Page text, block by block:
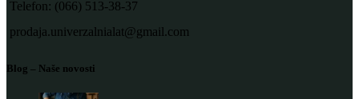
Telefon: (066) 513-38-37
prodaja.univerzalnialat@gmail.com
Blog – Naše novosti